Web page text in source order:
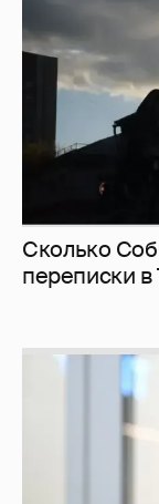
Сколько
перeписки в